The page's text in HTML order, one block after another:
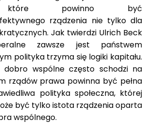
które powinno być
rządzenia nie tylko dla
Jak twierdzi Ulrich Beck
zawsze jest państwem
polityka trzyma się logiki kapitału.
wspólne często schodzi na
rządów prawa powinna być pełna
polityka społeczna, której
być tylko istota rządzenia oparta
wspólnego.